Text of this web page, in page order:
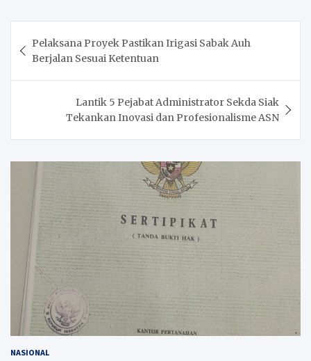
navigation
Pelaksana Proyek Pastikan Irigasi Sabak Auh
Berjalan Sesuai Ketentuan
Lantik 5 Pejabat Administrator Sekda Siak
Tekankan Inovasi dan Profesionalisme ASN
NASIONAL